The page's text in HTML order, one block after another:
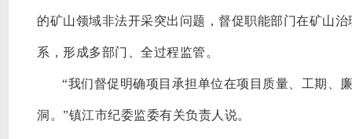
的矿山领域非法开采突出问题，督促职能部门在矿山
系，形成多部门、全过程监管。
“我们督促明确项目承担单位在项目质量、工期、
洞。”镇江市纪委监委有关负责人说。